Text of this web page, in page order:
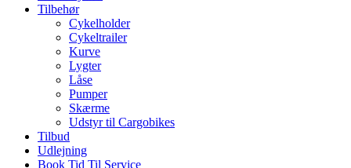
Tilbehør
Cykelholder
Cykeltrailer
Kurve
Lygter
Låse
Pumper
Skærme
Udstyr til Cargobikes
Tilbud
Udlejning
Book Tid Til Service